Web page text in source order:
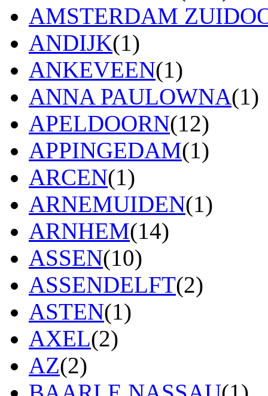
AMSTERDAM
ANDIJK(1)
ANKEVEEN(1)
ANNA PAULOWNA(1)
APELDOORN(12)
APPINGEDAM(1)
ARCEN(1)
ARNEMUIDEN(1)
ARNHEM(14)
ASSEN(10)
ASSENDELFT(2)
ASTEN(1)
AXEL(2)
AZ(2)